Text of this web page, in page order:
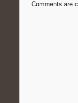
Comments are